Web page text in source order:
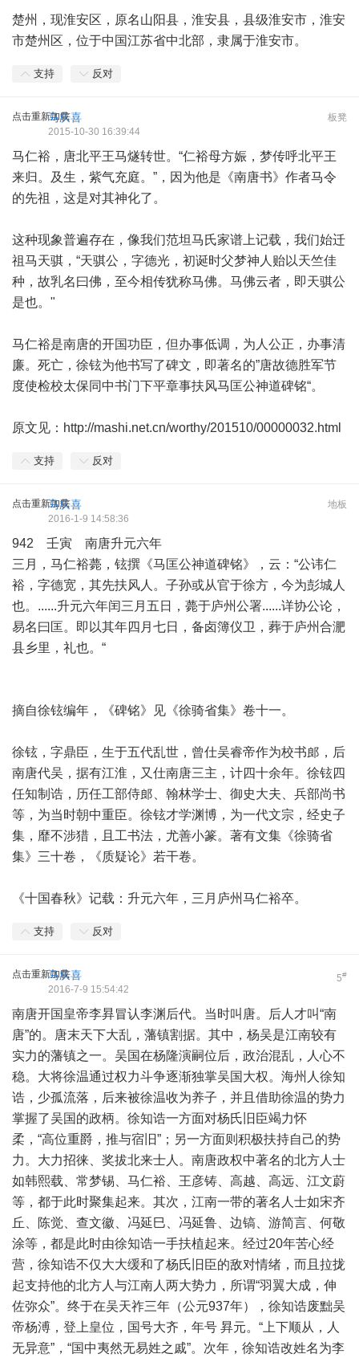
楚州，现淮安区，原名山阳县，淮安县，县级淮安市，淮安
市楚州区，位于中国江苏省中北部，隶属于淮安市。
支持 反对
点击重新加载 板凳
马庆喜
2015-10-30 16:39:44
马仁裕，唐北平王马燧转世。“仁裕母方娠，梦传呼北平王
来归。及生，紫气充庭。”，因为他是《南唐书》作者马令
的先祖，这是对其神化了。
这种现象普遍存在，像我们范坦马氏家谱上记载，我们始迁
祖马天骐，“天骐公，字德光，初诞时父梦神人贻以天竺佳
种，故乳名曰佛，至今相传犹称马佛。马佛云者，即天骐公
是也。"
马仁裕是南唐的开国功臣，但办事低调，为人公正，办事清
廉。死亡，徐铉为他书写了碑文，即著名的”唐故德胜军节
度使检校太保同中书门下平章事扶风马匡公神道碑铭“。
原文见： http://mashi.net.cn/worthy/201510/00000032.html
支持 反对
点击重新加载 地板
马庆喜
2016-1-9 14:58:36
942 壬寅 南唐升元六年
三月，马仁裕薨，铉撰《马匡公神道碑铭》，云：“公讳仁
裕，字德宽，其先扶风人。子孙或从官于徐方，今为彭城人
也。......升元六年闰三月五日，薨于庐州公署......详协公论，
易名曰匡。即以其年四月七日，备卤簿仪卫，葬于庐州合淝
县乡里，礼也。“
摘自徐铉编年，《碑铭》见《徐骑省集》卷十一。
徐铉，字鼎臣，生于五代乱世，曾仕吴睿帝作为校书郎，后
南唐代吴，据有江淮，又仕南唐三主，计四十余年。徐铉四
任知制诰，历任工部侍郎、翰林学士、御史大夫、兵部尚书
等，为当时朝中重臣。徐铉才学渊博，为一代文宗，经史子
集，靡不涉猎，且工书法，尤善小篆。著有文集《徐骑省
集》三十卷，《质疑论》若干卷。
《十国春秋》记载：升元六年，三月庐州马仁裕卒。
支持 反对
点击重新加载 5#
马庆喜
2016-7-9 15:54:42
南唐开国皇帝李昪冒认李渊后代。当时叫唐。后人才叫“南
唐”的。唐末天下大乱，藩镇割据。其中，杨吴是江南较有
实力的藩镇之一。吴国在杨隆演嗣位后，政治混乱，人心不
稳。大将徐温通过权力斗争逐渐独掌吴国大权。海州人徐知
诰，少孤流落，后来被徐温收为养子，并且借助徐温的势力
掌握了吴国的政柄。徐知诰一方面对杨氏旧臣竭力怀
柔，“高位重爵，推与宿旧”；另一方面则积极扶持自己的势
力。大力招徕、奖拔北来士人。南唐政权中著名的北方人士
如韩熙载、常梦锡、马仁裕、王彦铸、高越、高远、江文蔚
等，都于此时聚集起来。其次，江南一带的著名人士如宋齐
丘、陈觉、查文徽、冯延巳、冯延鲁、边镐、游简言、何敬
涂等，都是此时由徐知诰一手扶植起来。经过20年苦心经
营，徐知诰不仅大大缓和了杨氏旧臣的敌对情绪，而且拉拢
起支持他的北方人与江南人两大势力，所谓“羽翼大成，伸
佐弥众”。终于在吴天祚三年（公元937年），徐知诰废黜吴
帝杨溥，登上皇位，国号大齐，年号 昪元。“上下顺从，人
无异意”，“国中夷然无易姓之戚”。次年，徐知诰改姓名为李